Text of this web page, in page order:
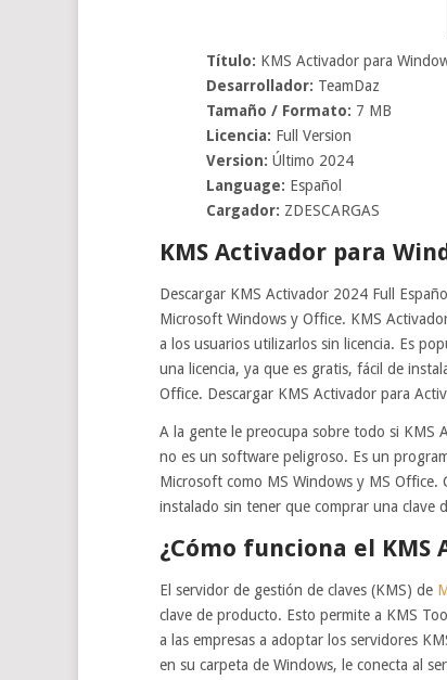
Título: KMS Activador para
Desarrollador: TeamDaz
Tamaño / Formato: 7 MB
Licencia: Full Version
Version: Último 2024
Language: Español
Cargador: ZDESCARGAS
KMS Activador para
Descargar KMS Activador 2024 Full
Microsoft Windows y Office. KMS
a los usuarios utilizarlos sin licencia. Es
una licencia, ya que es gratis, fácil de
Office. Descargar KMS Activador para
A la gente le preocupa sobre todo si KMS
no es un software peligroso. Es un
Microsoft como MS Windows y MS
instalado sin tener que comprar una
¿Cómo funciona el KMS
El servidor de gestión de claves (KMS) de
clave de producto. Esto permite a KMS
a las empresas a adoptar los servidores
en su carpeta de Windows, le conecta al